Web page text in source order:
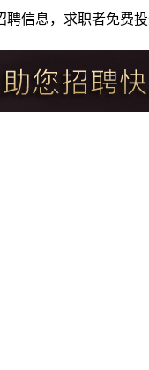
信息，求职者免费